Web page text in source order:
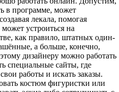
в программе, может
лекала, помогая
устроиться на
как правило, штатных один-
а больше, конечно,
дизайнеру можно работать
специальные сайты, где
работы и искать заказы.
костюм фигуристки или